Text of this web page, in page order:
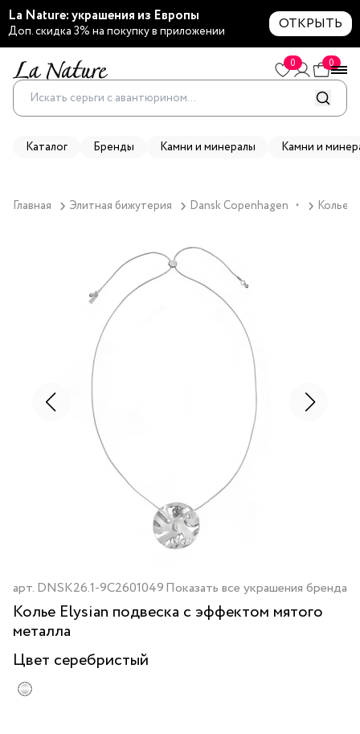
La Nature: украшения из Европы
Доп. скидка 3% на покупку в приложении ОТКРЫТЬ
0 0
Каталог Бренды Камни и минералы Камни и
Главная Элитная бижутерия Dansk Copenhagen ▼ Колье
арт. DNSK26.1-9C2601049Показать все украшения бренда
Колье Elysian подвеска с эффектом мятого
металла
Цвет серебристый